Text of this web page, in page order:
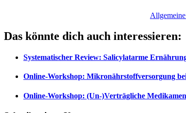
Das könnte dich auch interessieren:
Systematischer Review: Salicylatarme
Online-Workshop: Mikronährstoffversorgung
Online-Workshop: (Un-)Verträgliche